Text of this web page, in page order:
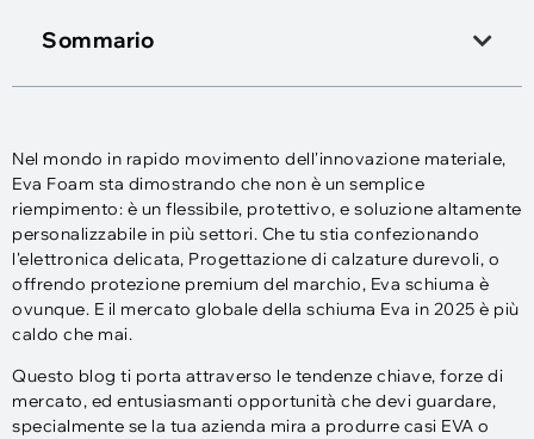
Sommario
Nel mondo in rapido movimento dell'innovazione materiale,
Eva Foam sta dimostrando che non è un semplice
riempimento: è un flessibile, protettivo, e soluzione altamente
personalizzabile in più settori. Che tu stia confezionando
l'elettronica delicata, Progettazione di calzature durevoli, o
offrendo protezione premium del marchio, Eva schiuma è
ovunque. E il mercato globale della schiuma Eva in 2025 è più
caldo che mai.
Questo blog ti porta attraverso le tendenze chiave, forze di
mercato, ed entusiasmanti opportunità che devi guardare,
specialmente se la tua azienda mira a produrre casi EVA o